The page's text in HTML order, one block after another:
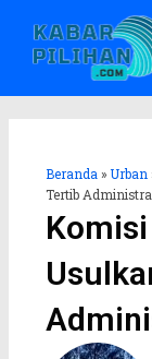
konten
Beranda » Urban
Tertib
Komisi